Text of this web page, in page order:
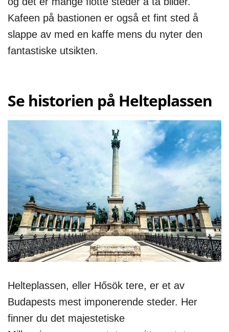
Kafeen på bastionen er også et fint sted å
slappe av med en kaffe mens du nyter den
fantastiske utsikten.
Se historien på Helteplassen
Helteplassen, eller Hősök tere, er et av
Budapests mest imponerende steder. Her
finner du det majestetiske